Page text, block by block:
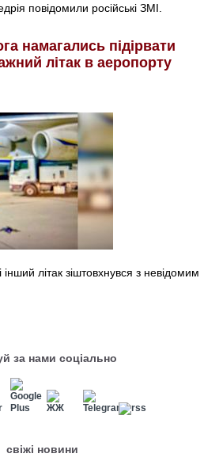
повідомили російські ЗМІ.
намагались підірвати
літак в аеропорту
літак зіштовхнувся з невідомим
за нами соціально
свіжі новини